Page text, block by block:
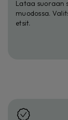
Lataa suoraan
muodossa.
etsit.